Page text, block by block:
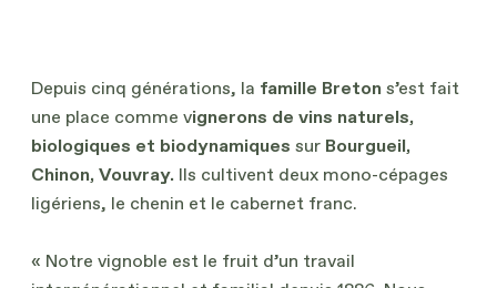
Depuis cinq générations, la famille Breton s’est fait
une place comme vignerons de vins naturels,
biologiques et biodynamiques sur Bourgueil,
Chinon, Vouvray. Ils cultivent deux mono-cépages
ligériens, le chenin et le cabernet franc.
« Notre vignoble est le fruit d’un travail